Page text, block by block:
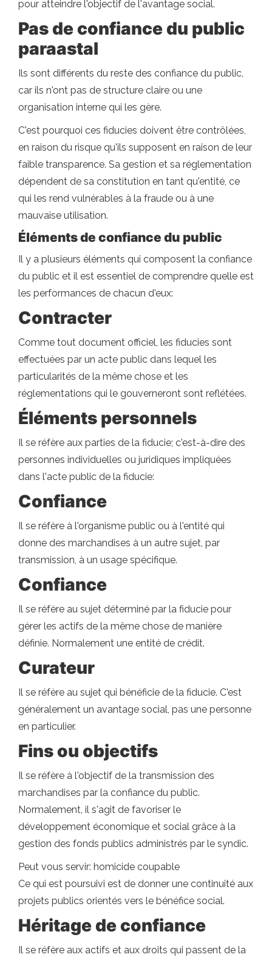
pour atteindre l'objectif de l'avantage social.
Pas de confiance du public
paraastal
Ils sont différents du reste des confiance du public,
car ils n'ont pas de structure claire ou une
organisation interne qui les gère.
C'est pourquoi ces fiducies doivent être contrôlées,
en raison du risque qu'ils supposent en raison de leur
faible transparence. Sa gestion et sa réglementation
dépendent de sa constitution en tant qu'entité, ce
qui les rend vulnérables à la fraude ou à une
mauvaise utilisation.
Éléments de confiance du public
Il y a plusieurs éléments qui composent la confiance
du public et il est essentiel de comprendre quelle est
les performances de chacun d'eux:
Contracter
Comme tout document officiel, les fiducies sont
effectuées par un acte public dans lequel les
particularités de la même chose et les
réglementations qui le gouverneront sont reflétées.
Éléments personnels
Il se réfère aux parties de la fiducie; c'est-à-dire des
personnes individuelles ou juridiques impliquées
dans l'acte public de la fiducie:
Confiance
Il se réfère à l'organisme public ou à l'entité qui
donne des marchandises à un autre sujet, par
transmission, à un usage spécifique.
Confiance
Il se réfère au sujet déterminé par la fiducie pour
gérer les actifs de la même chose de manière
définie. Normalement une entité de crédit.
Curateur
Il se réfère au sujet qui bénéficie de la fiducie. C'est
généralement un avantage social, pas une personne
en particulier.
Fins ou objectifs
Il se réfère à l'objectif de la transmission des
marchandises par la confiance du public.
Normalement, il s'agit de favoriser le
développement économique et social grâce à la
gestion des fonds publics administrés par le syndic.
Peut vous servir: homicide coupable
Ce qui est poursuivi est de donner une continuité aux
projets publics orientés vers le bénéfice social.
Héritage de confiance
Il se réfère aux actifs et aux droits qui passent de la